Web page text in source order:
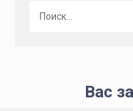
Вас